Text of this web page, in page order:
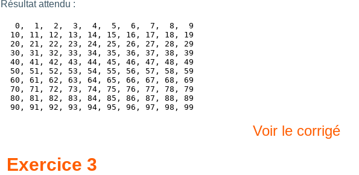
Résultat attendu :
   0,  1,  2,  3,  4,  5,  6,  7,  8,  9
  10, 11, 12, 13, 14, 15, 16, 17, 18, 19
  20, 21, 22, 23, 24, 25, 26, 27, 28, 29
  30, 31, 32, 33, 34, 35, 36, 37, 38, 39
  40, 41, 42, 43, 44, 45, 46, 47, 48, 49
  50, 51, 52, 53, 54, 55, 56, 57, 58, 59
  60, 61, 62, 63, 64, 65, 66, 67, 68, 69
  70, 71, 72, 73, 74, 75, 76, 77, 78, 79
  80, 81, 82, 83, 84, 85, 86, 87, 88, 89
Voir le corrigé
Exercice 3